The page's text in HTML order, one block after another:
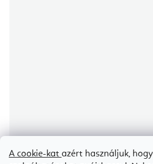
A cookie-kat azért használjuk,